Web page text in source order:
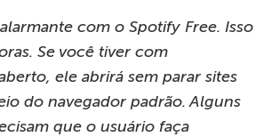
com o Spotify Free. Isso
Se você tiver com
ele abrirá sem parar sites
do navegador padrão. Alguns
que o usuário faça